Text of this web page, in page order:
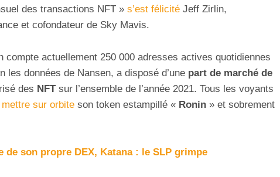
des transactions NFT » s’est félicité Jeff Zirlin,
et cofondateur de Sky Mavis.
compte actuellement 250 000 adresses actives quotidiennes
les données de Nansen, a disposé d’une part de marché de
des NFTsur l’ensemble de l’année 2021. Tous les voyants
mettre sur orbite son token estampillé « Ronin » et sobrement
de son propre DEX, Katana : le SLP grimpe